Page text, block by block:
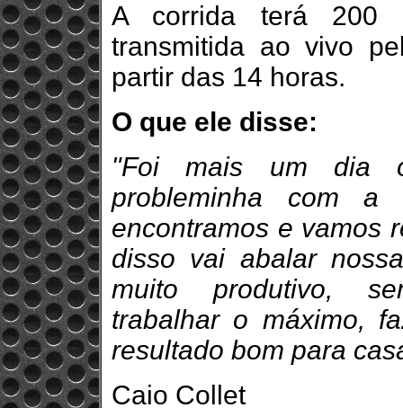
A corrida terá 200
transmitida ao vivo
partir das 14 horas.
O que ele disse:
"Foi mais um dia
probleminha com
encontramos e vamos
disso vai abalar
muito produtivo,
trabalhar o máximo,
resultado bom para
Caio Collet